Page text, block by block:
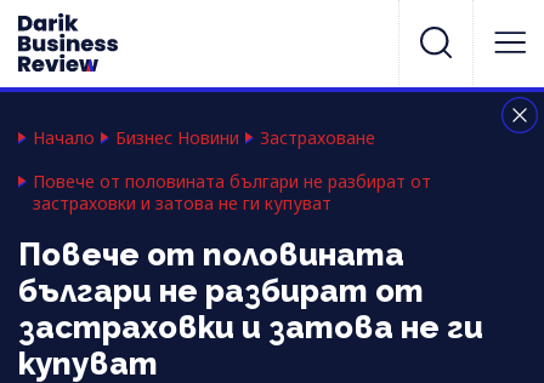
Начало Бизнес Новини
Застраховане
Повече от половината българи не разбират от
застраховки и затова не ги купуват
Повече от половината
българи не разбират от
застраховки и затова не ги
купуват